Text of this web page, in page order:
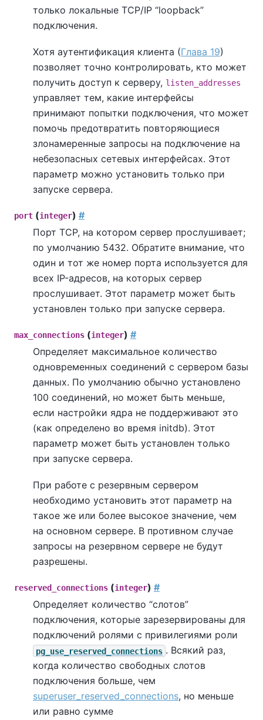
только локальные TCP/IP “loopback”
подключения.
Хотя аутентификация клиента (Глава 19)
позволяет точно контролировать, кто может
получить доступ к серверу, listen_addresses
управляет тем, какие интерфейсы
принимают попытки подключения, что может
помочь предотвратить повторяющиеся
злонамеренные запросы на подключение на
небезопасных сетевых интерфейсах. Этот
параметр можно установить только при
запуске сервера.
port (integer) #
Порт TCP, на котором сервер прослушивает;
по умолчанию 5432. Обратите внимание, что
один и тот же номер порта используется для
всех IP-адресов, на которых сервер
прослушивает. Этот параметр может быть
установлен только при запуске сервера.
max_connections (integer) #
Определяет максимальное количество
одновременных соединений с сервером базы
данных. По умолчанию обычно установлено
100 соединений, но может быть меньше,
если настройки ядра не поддерживают это
(как определено во время initdb). Этот
параметр может быть установлен только
при запуске сервера.
При работе с резервным сервером
необходимо установить этот параметр на
такое же или более высокое значение, чем
на основном сервере. В противном случае
запросы на резервном сервере не будут
разрешены.
reserved_connections (integer) #
Определяет количество “слотов”
подключения, которые зарезервированы для
подключений ролями с привилегиями роли
pg_use_reserved_connections . Всякий раз,
когда количество свободных слотов
подключения больше, чем
superuser_reserved_connections, но меньше
или равно сумме